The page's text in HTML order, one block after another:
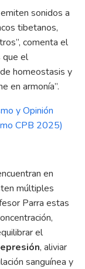
sonidos a
tibetanos,
comenta el
que el
homeostasis y
en armonía”.
y Opinión
CPB 2025)
en
múltiples
Parra estas
el
, aliviar
sanguínea y